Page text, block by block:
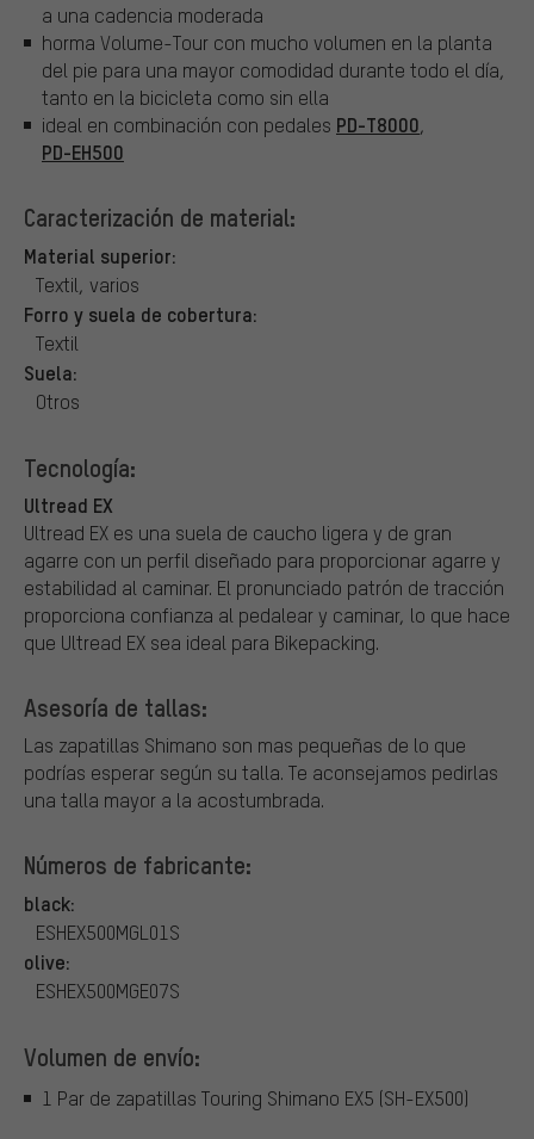
a una cadencia moderada
horma Volume-Tour con mucho volumen en la planta
del pie para una mayor comodidad durante todo el día,
tanto en la bicicleta como sin ella
ideal en combinación con pedales PD-T8000,
PD-EH500
Caracterización de material:
Material superior:
Textil, varios
Forro y suela de cobertura:
Textil
Suela:
Otros
Tecnología:
Ultread EX
Ultread EX es una suela de caucho ligera y de gran
agarre con un perfil diseñado para proporcionar agarre y
estabilidad al caminar. El pronunciado patrón de tracción
proporciona confianza al pedalear y caminar, lo que hace
que Ultread EX sea ideal para Bikepacking.
Asesoría de tallas:
Las zapatillas Shimano son mas pequeñas de lo que
podrías esperar según su talla. Te aconsejamos pedirlas
una talla mayor a la acostumbrada.
Números de fabricante:
black:
ESHEX500MGL01S
olive:
ESHEX500MGE07S
Volumen de envío:
1 Par de zapatillas Touring Shimano EX5 (SH-EX500)